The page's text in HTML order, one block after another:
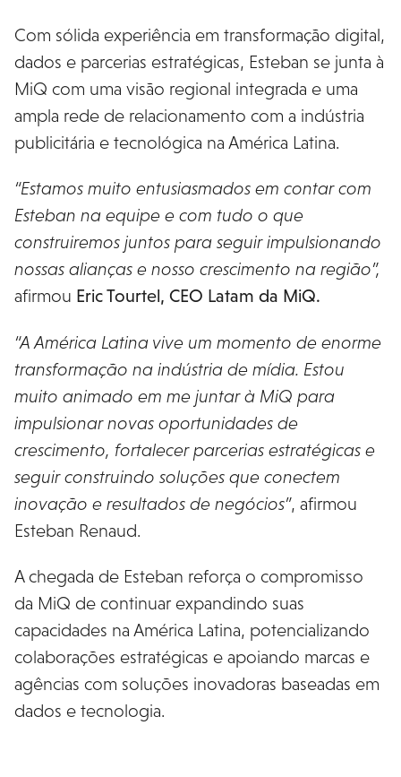
Com sólida experiência em transformação digital,
dados e parcerias estratégicas, Esteban se junta à
MiQ com uma visão regional integrada e uma
ampla rede de relacionamento com a indústria
publicitária e tecnológica na América Latina.
“Estamos muito entusiasmados em contar com
Esteban na equipe e com tudo o que
construiremos juntos para seguir impulsionando
nossas alianças e nosso crescimento na região”,
afirmou Eric Tourtel, CEO Latam da MiQ.
“A América Latina vive um momento de enorme
transformação na indústria de mídia. Estou
muito animado em me juntar à MiQ para
impulsionar novas oportunidades de
crescimento, fortalecer parcerias estratégicas e
seguir construindo soluções que conectem
inovação e resultados de negócios”, afirmou
Esteban Renaud.
A chegada de Esteban reforça o compromisso
da MiQ de continuar expandindo suas
capacidades na América Latina, potencializando
colaborações estratégicas e apoiando marcas e
agências com soluções inovadoras baseadas em
dados e tecnologia.